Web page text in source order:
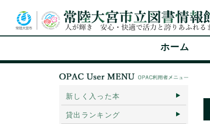
ホーム
新しく入った本
貸出ランキング